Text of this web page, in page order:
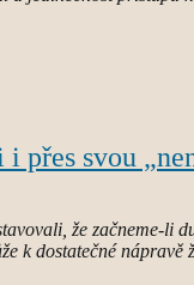
přes svou
že začneme-li
k dostatečné nápravě